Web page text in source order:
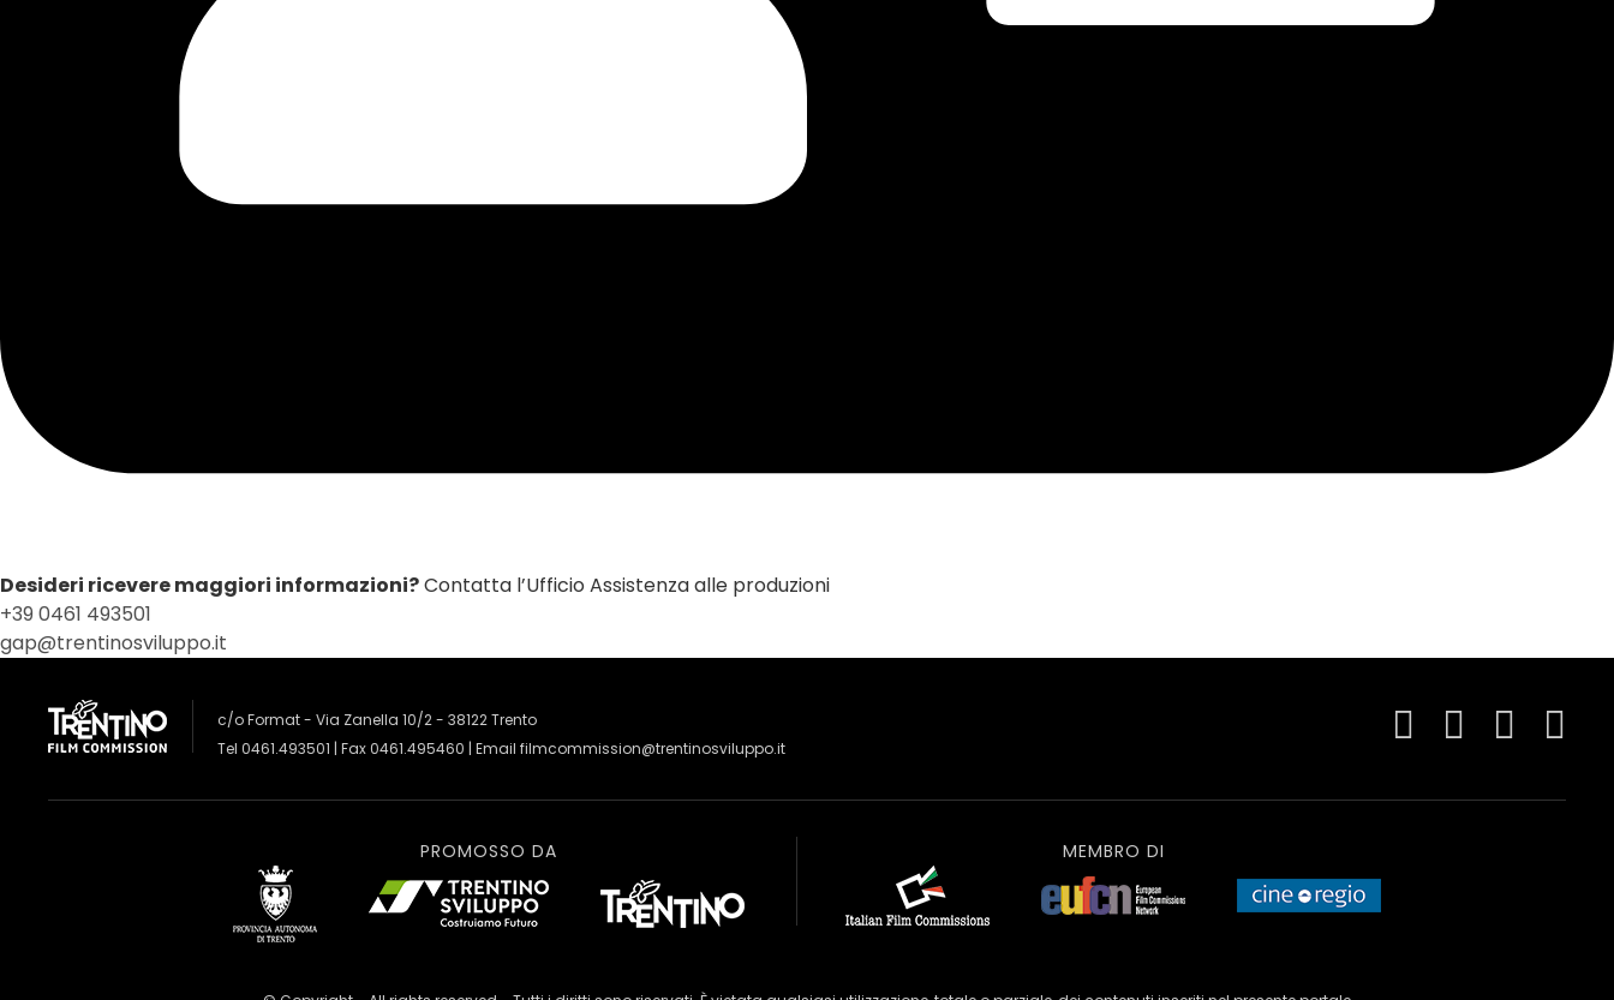
Desideri ricevere maggiori informazioni?Contatta l’Ufficio Assistenza alle produzioni
+39 0461 493501
gap@trentinosviluppo.it
c/o Format - Via Zanella 10/2 - 38122 Trento
Tel 0461.493501 | Fax 0461.495460 | Email filmcommission@trentinosviluppo.it
PROMOSSO DA MEMBRO DI